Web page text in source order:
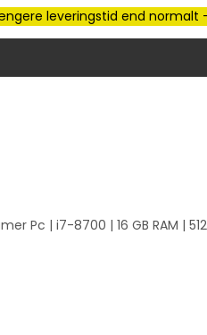
leveringstid end
Pc | i7-8700 | 16 GB RAM |